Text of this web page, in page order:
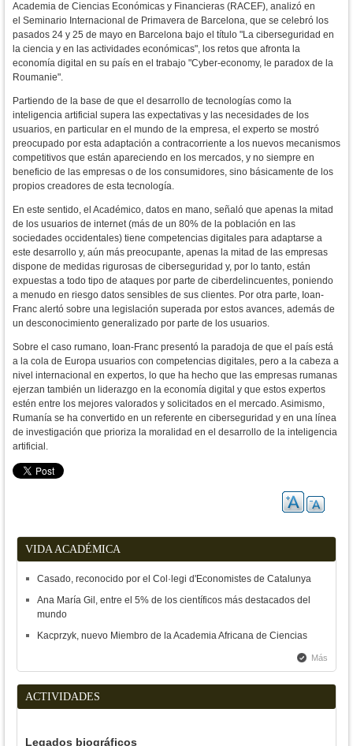
Academia de Ciencias Económicas y Financieras (RACEF), analizó en
el Seminario Internacional de Primavera de Barcelona, que se celebró los
pasados 24 y 25 de mayo en Barcelona bajo el título "La ciberseguridad en
la ciencia y en las actividades económicas", los retos que afronta la
economía digital en su país en el trabajo "Cyber-economy, le paradox de la
Roumanie".
Partiendo de la base de que el desarrollo de tecnologías como la
inteligencia artificial supera las expectativas y las necesidades de los
usuarios, en particular en el mundo de la empresa, e l experto se mostró
preocupado por esta adaptación a contracorriente a los nuevos mecanismos
competitivos que están apareciendo en los mercados, y no siempre en
beneficio de las empresas o de los consumidores, sino básicamente de los
propios creadores de esta tecnología.
En este sentido, el Académico, datos en mano, señaló que apenas la mitad
de los usuarios de internet (más de un 80% de la población en las
sociedades occidentales) tiene competencias digitales para adaptarse a
este desarrollo y, aún más preocupante, apenas la mitad de las empresas
dispone de medidas rigurosas de ciberseguridad y, por lo tanto, están
expuestas a todo tipo de ataques por parte de ciberdelincuentes, poniendo
a menudo en riesgo datos sensibles de sus clientes. Por otra parte, Ioan-
Franc alertó sobre una legislación superada por estos avances, además de
un desconocimiento generalizado por parte de los usuarios.
Sobre el caso rumano, Ioan-Franc presentó la paradoja de que el país está
a la cola de Europa usuarios con competencias digitales, pero a la cabeza a
nivel internacional en expertos, lo que ha hecho que las empresas rumanas
ejerzan también un liderazgo en la economía digital y que estos expertos
estén entre los mejores valorados y solicitados en el mercado. Asimismo,
Rumanía se ha convertido en un referente en ciberseguridad y en una línea
de investigación que prioriza la moralidad en el desarrollo de la inteligencia
artificial.
VIDA ACADÉMICA
Casado, reconocido por el Col·legi d'Economistes de Catalunya
Ana María Gil, entre el 5% de los científicos más destacados del
mundo
Kacprzyk, nuevo Miembro de la Academia Africana de Ciencias
Más
ACTIVIDADES
Legados biográficos